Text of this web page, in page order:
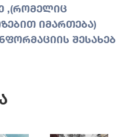
,(რომელიც
იმართება)
შესახებ